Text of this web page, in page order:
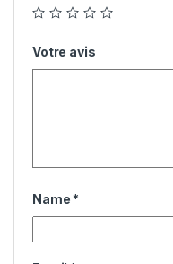
Votre avis
Name *